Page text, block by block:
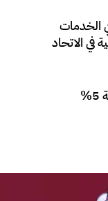
الخدمات
في الاتحاد